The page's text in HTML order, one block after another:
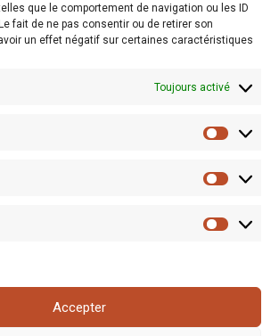
que le comportement de navigation ou les ID
fait de ne pas consentir ou de retirer son
un effet négatif sur certaines caractéristiques
Toujours activé
Accepter